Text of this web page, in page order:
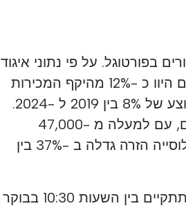
בפורטוגל. על פי נתוני איגוד
אנשי מקצוע וחברות הנדל"ן בפורטוגל, קונים זרים היוו כ -12% מהיקף המכירות
בשנת 2024, עם קצב צמיחת מחירים שנתי ממוצע של 8% בין 2019 ל -2024.
פורטוגל מסבירת פנים מאוד לקהלים בינלאומיים, עם למעלה מ -47,000
אזרחים בריטים המתגוררים כיום במדינה. האוכלוסייה הזרה גדלה ב -37% בין
תערוכת המעבר לפורטוגל ב -3 באפריל 2025 תתקיים בין השעות 10:30 בבוקר